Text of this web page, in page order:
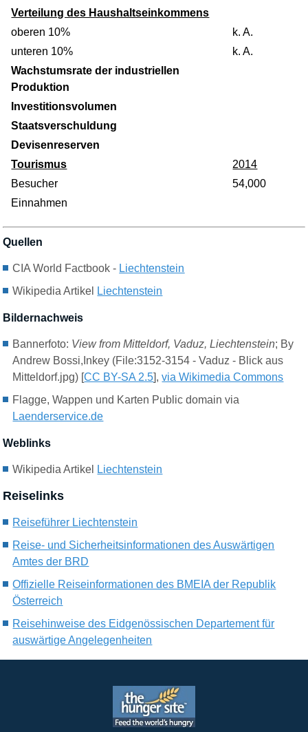
Verteilung des Haushaltseinkommens
oberen 10%
k. A.
unteren 10%
k. A.
Wachstumsrate der industriellen
Produktion
Investitionsvolumen
Staatsverschuldung
Devisenreserven
Tourismus
2014
Besucher
54,000
Einnahmen
Quellen
CIA World Factbook - Liechtenstein
Wikipedia Artikel
Liechtenstein
Bildernachweis
Bannerfoto: View from Mitteldorf, Vaduz, Liechtenstein; By
Andrew Bossi,Inkey (File:3152-3154 - Vaduz - Blick aus
Mitteldorf.jpg) [CC BY-SA 2.5],via Wikimedia Commons
Flagge, Wappen und Karten Public domain via
Laenderservice.de
Weblinks
Wikipedia Artikel Liechtenstein
Reiselinks
Reiseführer Liechtenstein
Reise- und Sicherheitsinformationen des Auswärtigen
Amtes der BRD
Offizielle Reiseinformationen des BMEIA der Republik
Österreich
Reisehinweise des Eidgenössischen Departement für
auswärtige Angelegenheiten